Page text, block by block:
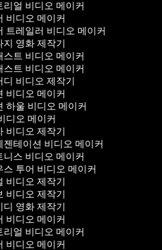
얼 비디오 메이커
비디오 메이커
트레일러 비디오 메이커
영화 제작기
트 비디오 메이커
트 비디오 메이커
비디오 제작기
비디오 메이커
하울 비디오 메이커
디오 메이커
비디오 제작기
테이션 비디오 메이커
스 비디오 메이커
투어 비디오 메이커
비디오 제작기
비디오 제작기
영화 제작기
비디오 메이커
얼 비디오 메이커
비디오 메이커